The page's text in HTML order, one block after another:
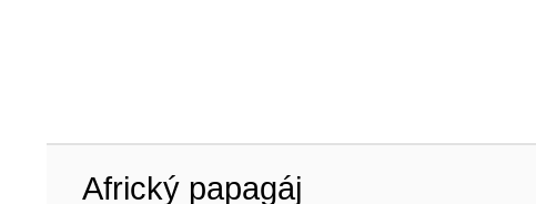
Africký papagáj